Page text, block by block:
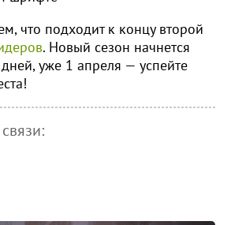
что подходит к концу второй
. Новый сезон начнется
уже 1 апреля — успейте